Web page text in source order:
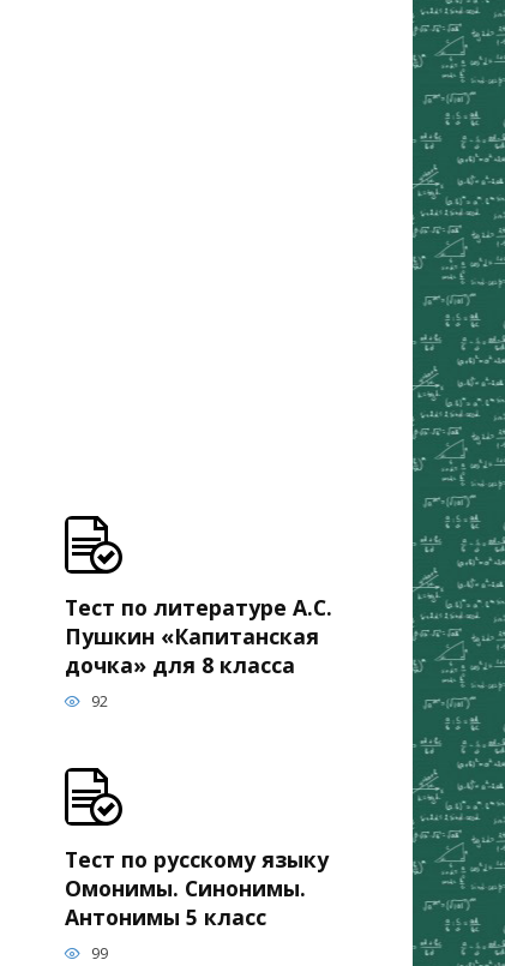
Тест по литературе А.С.
Пушкин «Капитанская
дочка» для 8 класса
92
Тест по русскому языку
Омонимы. Синонимы.
Антонимы 5 класс
99